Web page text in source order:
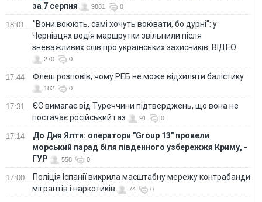
за 7 серпня
9881 0
18:01
"Вони воюють, самі хочуть воювати, бо дурні": у
Чернівцях водія маршрутки звільнили після
зневажливих слів про українських захисників. ВІДЕО
270 0
17:44 Флеш розповів, чому РЕБ не може відхиляти балістику
182 0
17:31
ЄС вимагає від Туреччини підтверджень, що вона не
постачає російський газ
91 0
17:14
До Дня Ялти: оператори "Group 13" провели
морський парад біля південного узбережжя Криму, -
ГУР
558 0
17:00
Поліція Іспанії викрила масштабну мережу контрабанди
мігрантів і наркотиків
74 0